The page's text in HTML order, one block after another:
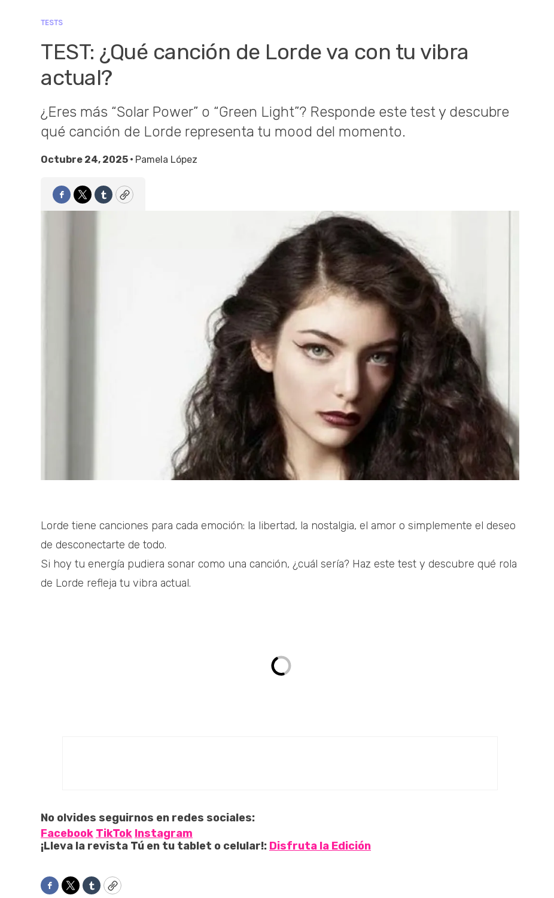
TESTS
TEST: ¿Qué canción de Lorde va con tu vibra
actual?
¿Eres más “Solar Power” o “Green Light”? Responde este test y descubre
qué canción de Lorde representa tu mood del momento.
Octubre 24, 2025 • Pamela López
Facebook
TwitterTumblrCopy
Lorde tiene canciones para cada emoción: la libertad, la nostalgia, el amor o simplemente el deseo
de desconectarte de todo.
Si hoy tu energía pudiera sonar como una canción, ¿cuál sería? Haz este test y descubre qué rola
de Lorde refleja tu vibra actual.
No olvides seguirnos en redes sociales:
Facebook TikTok Instagram
¡Lleva la revista Tú en tu tablet o celular!: Disfruta la Edición
Facebook
TwitterTumblrCopy